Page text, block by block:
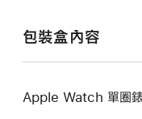
包裝盒內容
Apple Watch 單圈